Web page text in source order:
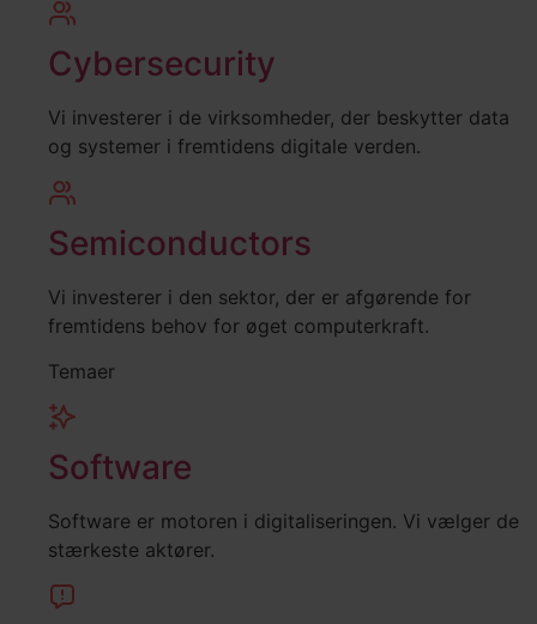
Cybersecurity
Vi investerer i de virksomheder, der beskytter data
og systemer i fremtidens digitale verden.
Semiconductors
Vi investerer i den sektor, der er afgørende for
fremtidens behov for øget computerkraft.
Temaer
Software
Software er motoren i digitaliseringen. Vi vælger de
stærkeste aktører.